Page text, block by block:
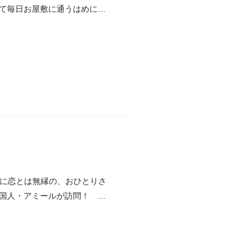
日お屋敷に通うはめに。
恋とは無縁の、おひとりさ
人・アミールが訪問！ 一